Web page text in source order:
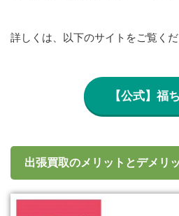
詳しくは、以下のサイトをご覧くだ
【公式】福
出張買取のメリットとデメリ